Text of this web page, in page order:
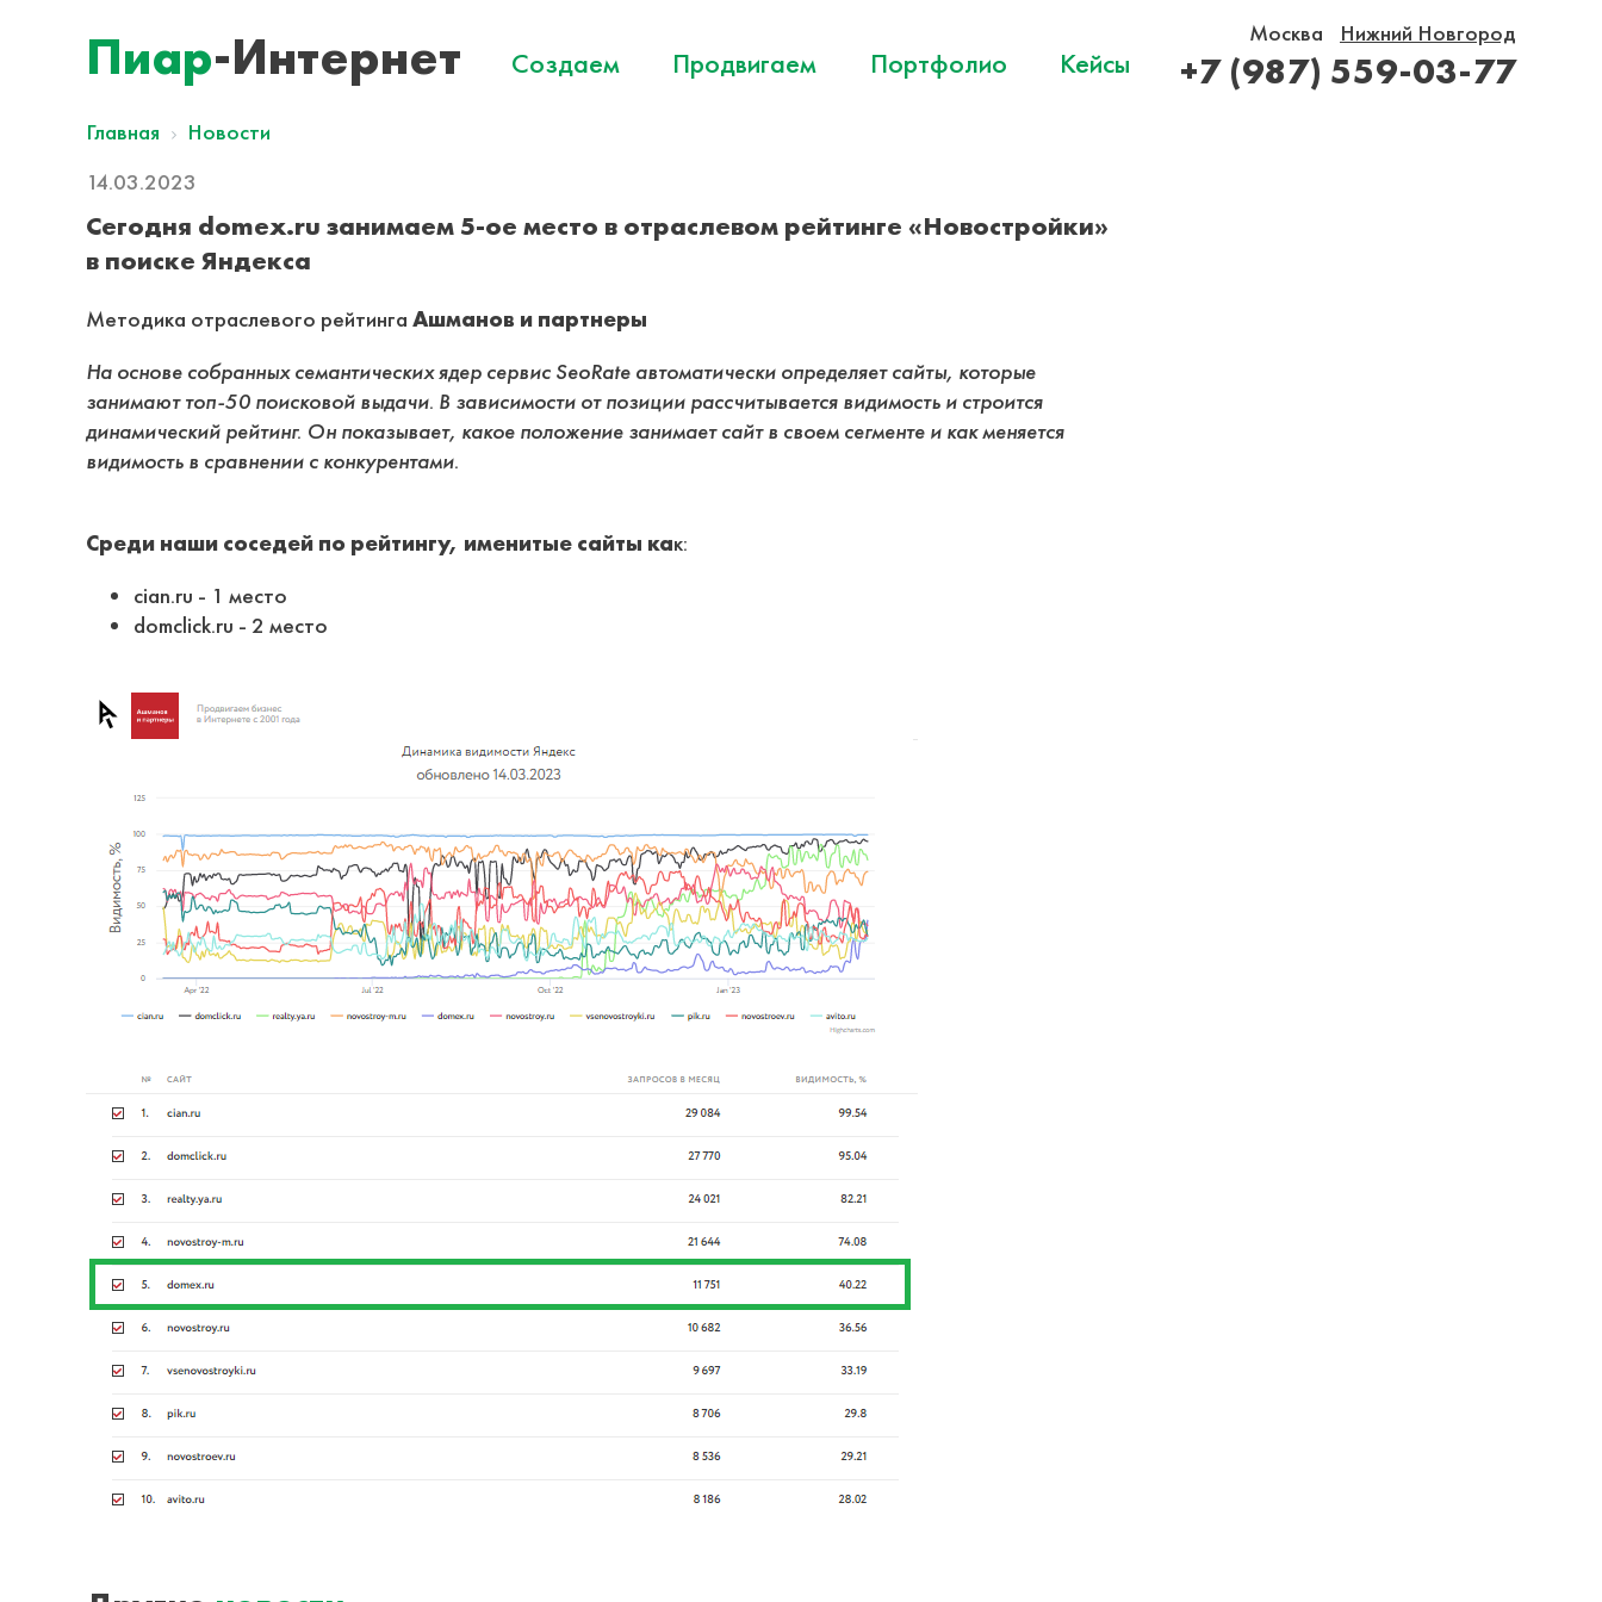
Пиар-Интернет Создаем Продвигаем Портфолио Кейсы
Москва Нижний Новгород
+7 (987) 559-03-77
Главная
Новости
14.03.2023
Сегодня domex.ru занимаем 5-oе место в отраслевом рейтинге «Новостройки»
в поиске Яндекса
Методика отраслевого рейтинга Ашманов и партнеры
На основе собранных семантических ядер сервис SeoRate автоматически определяет сайты, которые
занимают топ-50 поисковой выдачи. В зависимости от позиции рассчитывается видимость и строится
динамический рейтинг. Он показывает, какое положение занимает сайт в своем сегменте и как меняется
видимость в сравнении с конкурентами.
Среди наши соседей по рейтингу, именитые сайты как:
cian.ru - 1 место
domclick.ru - 2 место